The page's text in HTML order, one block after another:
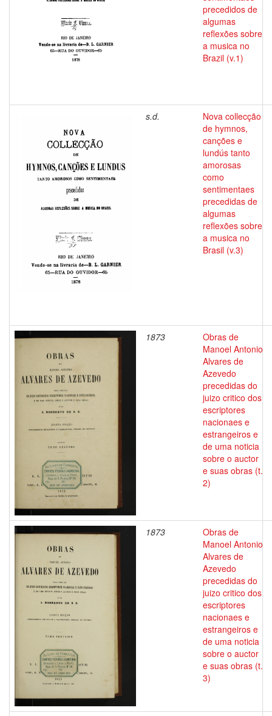
precedidos de
algumas
reflexões sobre
a musica no
Brazil (v.1)
s.d.
Nova collecção
de hymnos,
canções e
lundús tanto
amorosas
como
sentimentaes
precedidas de
algumas
reflexões sobre
a musica no
Brasil (v.3)
1873
Obras de
Manoel Antonio
Alvares de
Azevedo
precedidas do
juizo critico dos
escriptores
nacionaes e
estrangeiros e
de uma noticia
sobre o auctor
e suas obras (t.
2)
1873
Obras de
Manoel Antonio
Alvares de
Azevedo
precedidas do
juizo critico dos
escriptores
nacionaes e
estrangeiros e
de uma noticia
sobre o auctor
e suas obras (t.
3)